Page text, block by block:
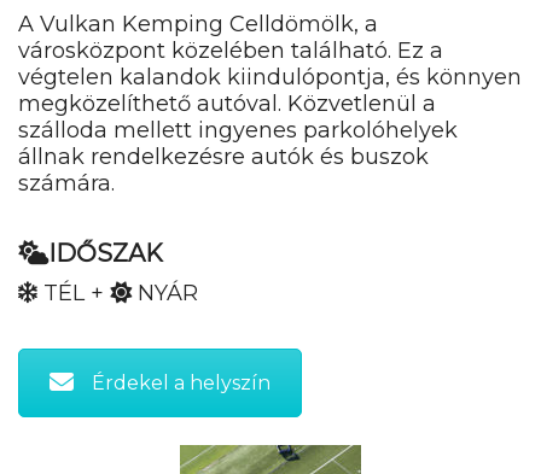
A Vulkan Kemping Celldömölk, a
városközpont közelében található. Ez a
végtelen kalandok kiindulópontja, és könnyen
megközelíthető autóval. Közvetlenül a
szálloda mellett ingyenes parkolóhelyek
állnak rendelkezésre autók és buszok
számára.
IDŐSZAK
TÉL + NYÁR
Érdekel a helyszín